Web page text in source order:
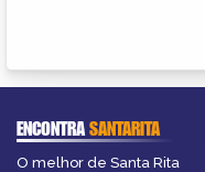
ENCONTRASANTARITA
O melhor de Santa Rita